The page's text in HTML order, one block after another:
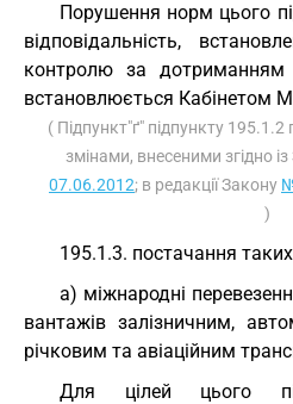
Порушення норм цього
відповідальність,
контролю за дотриманням
встановлюється Кабінетом
( Підпункт"ґ" підпункту 195.1.2
змінами, внесеними згідно
07.06.2012; в редакції Закону
)
195.1.3. постачання
а) міжнародні
вантажів залізничним,
річковим та авіаційним
Для цілей цього